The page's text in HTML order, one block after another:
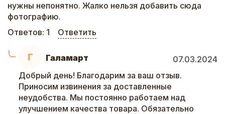
нужны непонятно. Жалко нельзя добавить сюда
фотографию.
Ответов: 1 Ответить
Г Галамарт
07.03.2024
Добрый день! Благодарим за ваш отзыв.
Приносим извинения за доставленные
неудобства. Мы постоянно работаем над
улучшением качества товара. Обязательно